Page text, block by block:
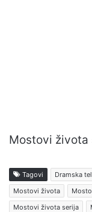
Mostovi života
Tagovi Dramska
Mostovi života
Mostovi života serija